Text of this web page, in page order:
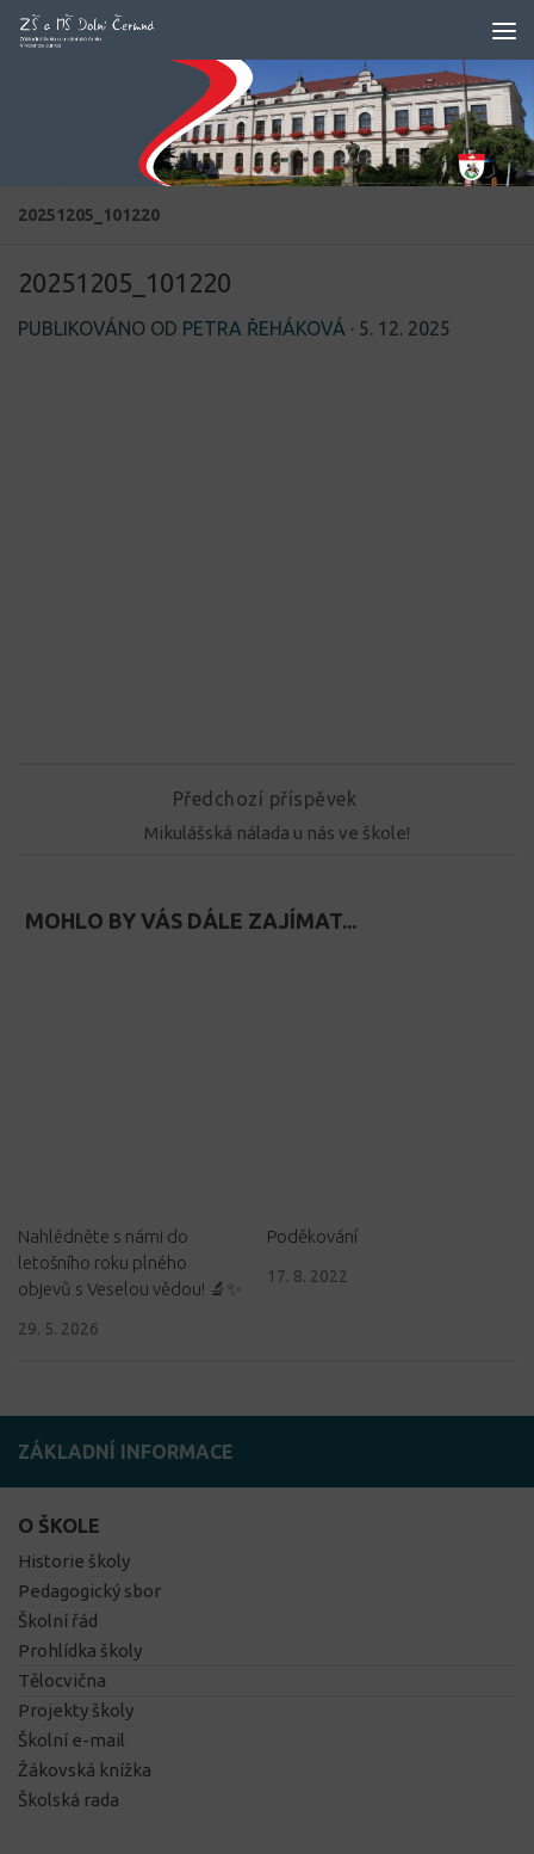
Skip to content
20251205_101220
20251205_101220
PUBLIKOVÁNO OD PETRA ŘEHÁKOVÁ · 5. 12. 2025
Předchozí příspěvek
Mikulášská nálada u nás ve škole!
MOHLO BY VÁS DÁLE ZAJÍMAT...
Nahlédněte s námi do
letošního roku plného
objevů s Veselou vědou! 🔬✨
29. 5. 2026
Poděkování
17. 8. 2022
ZÁKLADNÍ INFORMACE
O ŠKOLE
Historie školy
Pedagogický sbor
Školní řád
Prohlídka školy
Tělocvična
Projekty školy
Školní e-mail
Žákovská knížka
Školská rada